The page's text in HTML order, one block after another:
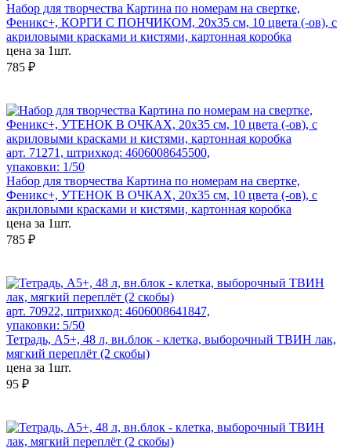
Набор для творчества Картина по номерам на свертке,
Феникс+, КОРГИ С ПОНЧИКОМ, 20х35 см, 10 цвета (-ов), с
акриловыми красками и кистями, картонная коробка
цена за 1шт.
785 ₽
арт. 71271, штрихкод: 4606008645500,
упаковки: 1/50
Набор для творчества Картина по номерам на свертке,
Феникс+, УТЕНОК В ОЧКАХ, 20х35 см, 10 цвета (-ов), с
акриловыми красками и кистями, картонная коробка
цена за 1шт.
785 ₽
арт. 70922, штрихкод: 4606008641847,
упаковки: 5/50
Тетрадь, А5+, 48 л, вн.блок - клетка, выборочный ТВИН лак,
мягкий переплёт (2 скобы)
цена за 1шт.
95 ₽